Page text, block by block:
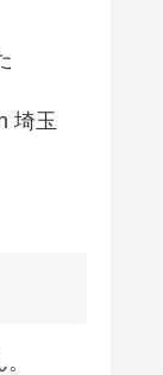
埼玉